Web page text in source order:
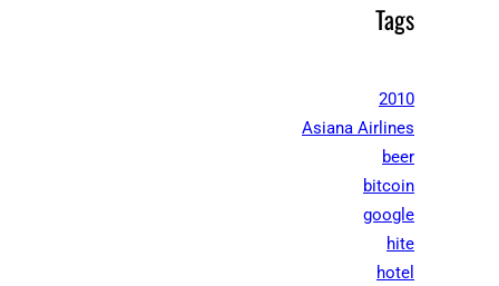
Tags
2010
Asiana Airlines
beer
bitcoin
google
hite
hotel